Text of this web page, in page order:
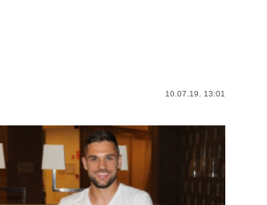
10.07.19. 13:01